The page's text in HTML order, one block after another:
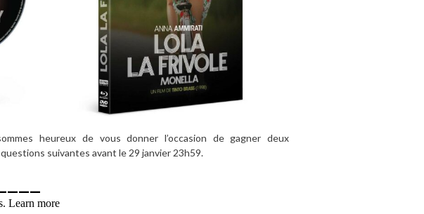
heureux de vous donner l’occasion de gagner deux
suivantes avant le 29 janvier 23h59.